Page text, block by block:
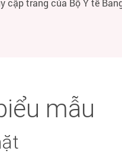
cập trang của Bộ Y tế
mẫu